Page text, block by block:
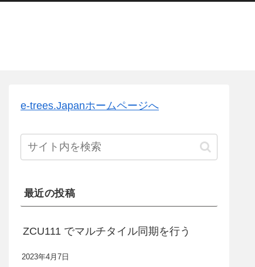
e-trees.Japanホームページへ
最近の投稿
ZCU111 でマルチタイル同期を行う
2023年4月7日